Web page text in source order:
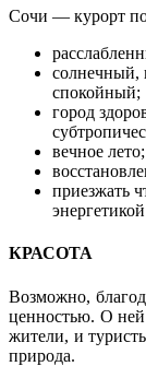
Сочи — курорт
солнечный,
спокойный;
город
вечное лето;
приезжать
КРАСОТА
Возможно,
ценностью. О
жители, и
природа.